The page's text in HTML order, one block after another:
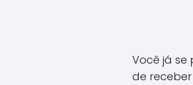
Você já
de